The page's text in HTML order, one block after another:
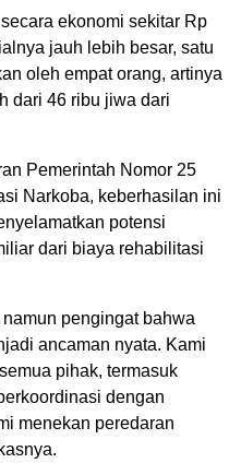
ekonomi sekitar Rp
jauh lebih besar, satu
oleh empat orang, artinya
dari 46 ribu jiwa dari
Pemerintah Nomor 25
Narkoba, keberhasilan ini
potensi
dari biaya rehabilitasi
pengingat bahwa
ancaman nyata. Kami
pihak, termasuk
dengan
menekan peredaran